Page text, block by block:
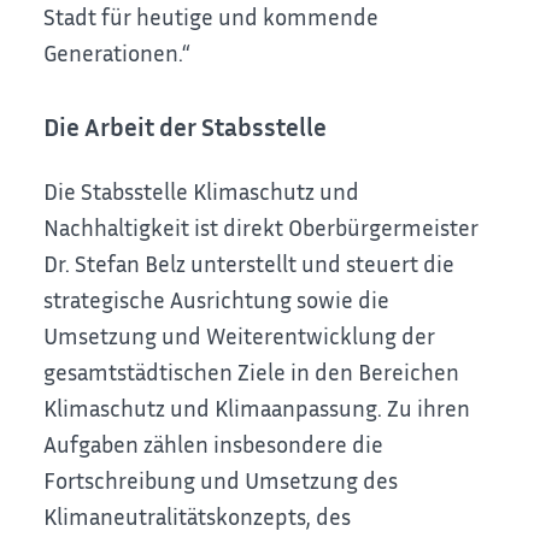
Stadt für heutige und kommende
Generationen.“
Die Arbeit der Stabsstelle
Die Stabsstelle Klimaschutz und
Nachhaltigkeit ist direkt Oberbürgermeister
Dr. Stefan Belz unterstellt und steuert die
strategische Ausrichtung sowie die
Umsetzung und Weiterentwicklung der
gesamtstädtischen Ziele in den Bereichen
Klimaschutz und Klimaanpassung. Zu ihren
Aufgaben zählen insbesondere die
Fortschreibung und Umsetzung des
Klimaneutralitätskonzepts, des